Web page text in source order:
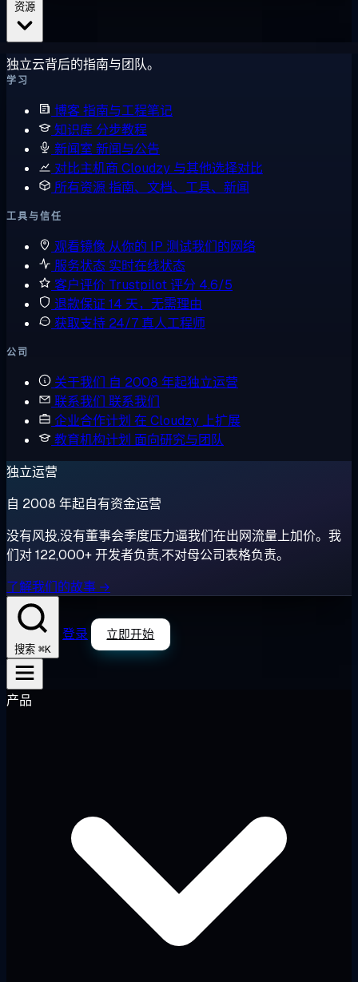
独立云背后的指南与团队。
学习
博客指南与工程笔记
知识库 分步教程
新闻室 新闻与公告
对比主机商 Cloudzy 与其他选择对比
所有资源指南、文档、工具、新闻
工具与信任
观看镜像 从你的 IP 测试我们的网络
服务状态 实时在线状态
客户评价 Trustpilot 评分 4.6/5
退款保证 14 天，无需理由
获取支持 24/7 真人工程师
公司
关于我们 自 2008 年起独立运营
联系我们 联系我们
企业合作计划 在 Cloudzy 上扩展
教育机构计划 面向研究与团队
独立运营
自 2008 年起自有资金运营
没有风投,没有董事会季度压力逼我们在出网流量上加价。我
们对 122,000+ 开发者负责,不对母公司表格负责。
了解我们的故事 →
搜索 ⌘K
登录 立即开始
产品